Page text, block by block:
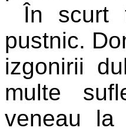
În scurt
pustnic.
izgonirii
multe
veneau